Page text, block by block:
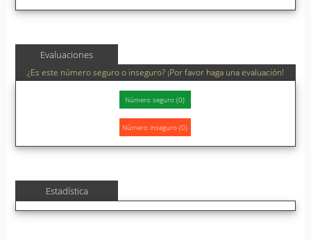
Evaluaciones
¿Es este número seguro o inseguro? ¡Por favor haga una evaluación!
Estadística